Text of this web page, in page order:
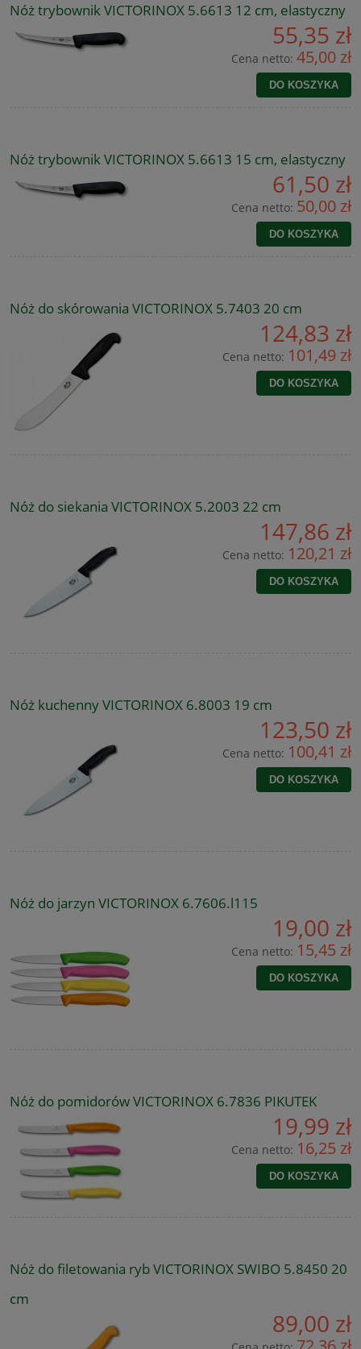
Nóż trybownik VICTORINOX 5.6613 12 cm, elastyczny
55,35 zł
Cena netto: 45,00 zł
DO KOSZYKA
Nóż trybownik VICTORINOX 5.6613 15 cm, elastyczny
61,50 zł
Cena netto: 50,00 zł
DO KOSZYKA
Nóż do skórowania VICTORINOX 5.7403 20 cm
124,83 zł
Cena netto: 101,49 zł
DO KOSZYKA
Nóż do siekania VICTORINOX 5.2003 22 cm
147,86 zł
Cena netto: 120,21 zł
DO KOSZYKA
Nóż kuchenny VICTORINOX 6.8003 19 cm
123,50 zł
Cena netto: 100,41 zł
DO KOSZYKA
Nóż do jarzyn VICTORINOX 6.7606.l115
19,00 zł
Cena netto: 15,45 zł
DO KOSZYKA
Nóż do pomidorów VICTORINOX 6.7836 PIKUTEK
19,99 zł
Cena netto: 16,25 zł
DO KOSZYKA
Nóż do filetowania ryb VICTORINOX SWIBO 5.8450 20
cm
89,00 zł